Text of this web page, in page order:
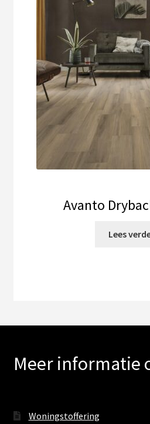
Avanto
Lees
Meer informatie
Woningstoffering